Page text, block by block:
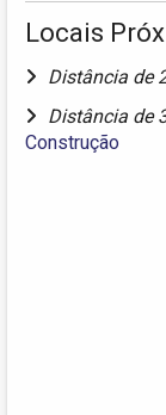
Locais
Distância de
Distância de
Construção